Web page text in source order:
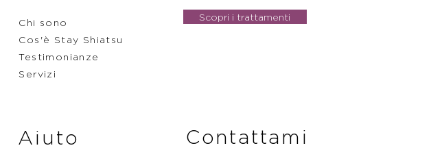
Chi sono
Cos'è Stay Shiatsu
Testimonianze
Servizi
Aiuto
Scopri i trattamenti
Contattami